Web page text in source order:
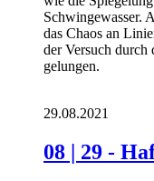
Schwingewasser.
das Chaos an
der Versuch
gelungen.
29.08.2021
08 | 29 -